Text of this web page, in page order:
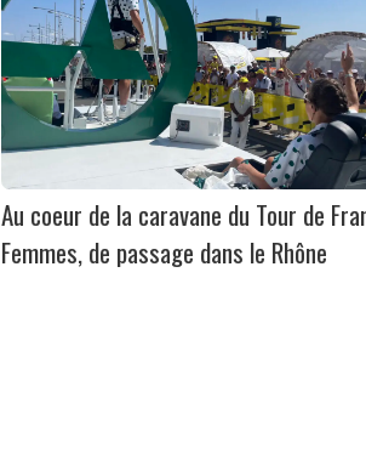
Au coeur de la caravane du Tour de
Femmes, de passage dans le Rhône